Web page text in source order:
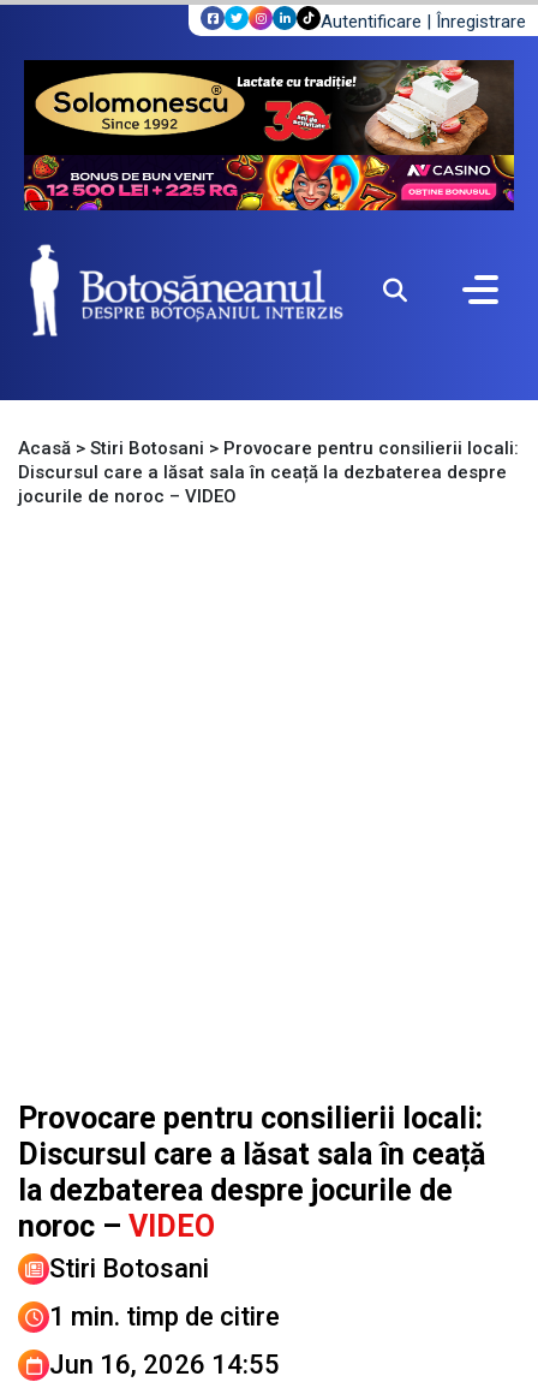
Autentificare | Înregistrare
Acasă > Stiri Botosani > Provocare pentru consilierii locali:
Discursul care a lăsat sala în ceață la dezbaterea despre
jocurile de noroc – VIDEO
Provocare pentru consilierii locali:
Discursul care a lăsat sala în ceață
la dezbaterea despre jocurile de
noroc – VIDEO
Stiri Botosani
1 min. timp de citire
Jun 16, 2026 14:55